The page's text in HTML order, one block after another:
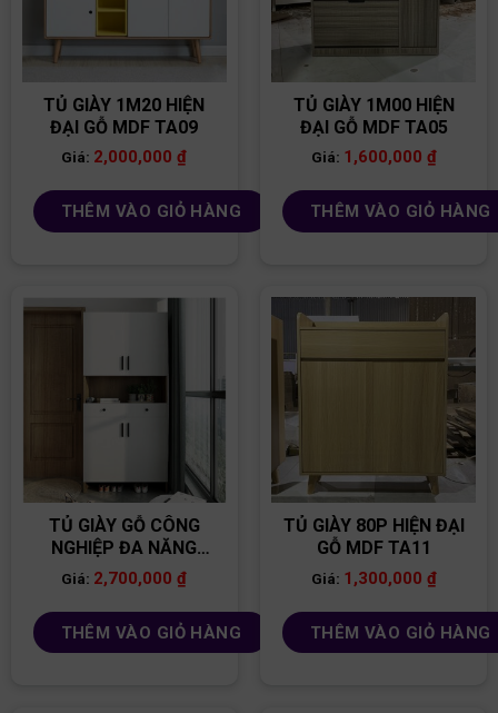
TỦ GIÀY 1M20 HIỆN
ĐẠI GỖ MDF TA09
Giá: 2,000,000₫
THÊM VÀO GIỎ HÀNG
TỦ GIÀY 1M00 HIỆN
ĐẠI GỖ MDF TA05
Giá: 1,600,000 ₫
THÊM VÀO GIỎ HÀNG
TỦ GIÀY GỖ CÔNG
NGHIỆP ĐA NĂNG
TG21
Giá: 2,700,000₫
THÊM VÀO GIỎ HÀNG
TỦ GIÀY 80P HIỆN ĐẠI
GỖ MDF TA11
Giá: 1,300,000 ₫
THÊM VÀO GIỎ HÀNG